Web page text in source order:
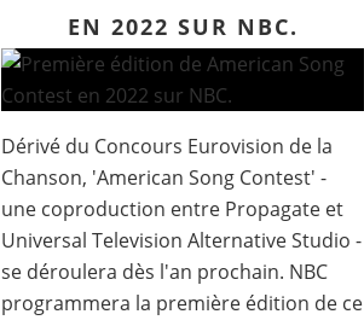
EN 2022 SUR NBC.
Dérivé du Concours Eurovision de la
Chanson, 'American Song Contest' -
une coproduction entre Propagate et
Universal Television Alternative Studio -
se déroulera dès l'an prochain. NBC
programmera la première édition de ce